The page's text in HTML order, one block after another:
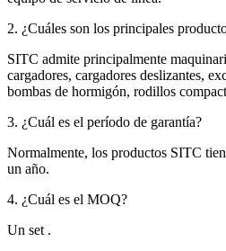
2. ¿Cuáles son los principales
SITC admite principalmente
cargadores, cargadores deslizantes,
bombas de hormigón, rodillos
3. ¿Cuál es el período de garantía?
Normalmente, los productos SITC
un año.
4. ¿Cuál es el MOQ?
Un set .